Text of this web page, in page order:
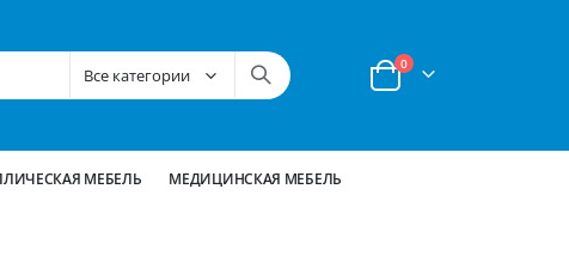
Корзина
0позиции
МЕБЕЛЬ МЕДИЦИНСКАЯ МЕБЕЛЬ